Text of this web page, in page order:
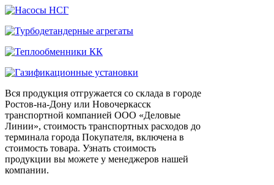
Вся продукция отгружается со склада в городе
Ростов-на-Дону или Новочеркасск
транспортной компанией ООО «Деловые
Линии», стоимость транспортных расходов до
терминала города Покупателя, включена в
стоимость товара. Узнать стоимость
продукции вы можете у менеджеров нашей
компании.